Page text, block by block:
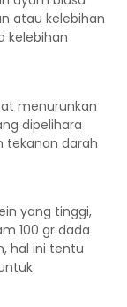
atau kelebihan
kelebihan
menurunkan
dipelihara
tekanan darah
yang tinggi,
100 gr dada
hal ini tentu